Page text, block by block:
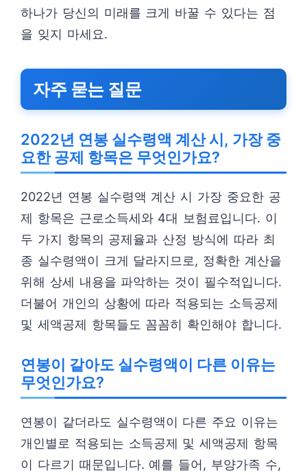
하나가 당신의 미래를 크게 바꿀 수 있다는 점
을 잊지 마세요.
자주 묻는 질문
2022년 연봉 실수령액 계산 시, 가장 중
요한 공제 항목은 무엇인가요?
2022년 연봉 실수령액 계산 시 가장 중요한 공
제 항목은 근로소득세와 4대 보험료입니다. 이
두 가지 항목의 공제율과 산정 방식에 따라 최
종 실수령액이 크게 달라지므로, 정확한 계산을
위해 상세 내용을 파악하는 것이 필수적입니다.
더불어 개인의 상황에 따라 적용되는 소득공제
및 세액공제 항목들도 꼼꼼히 확인해야 합니다.
연봉이 같아도 실수령액이 다른 이유는
무엇인가요?
연봉이 같더라도 실수령액이 다른 주요 이유는
개인별로 적용되는 소득공제 및 세액공제 항목
이 다르기 때문입니다. 예를 들어, 부양가족 수,